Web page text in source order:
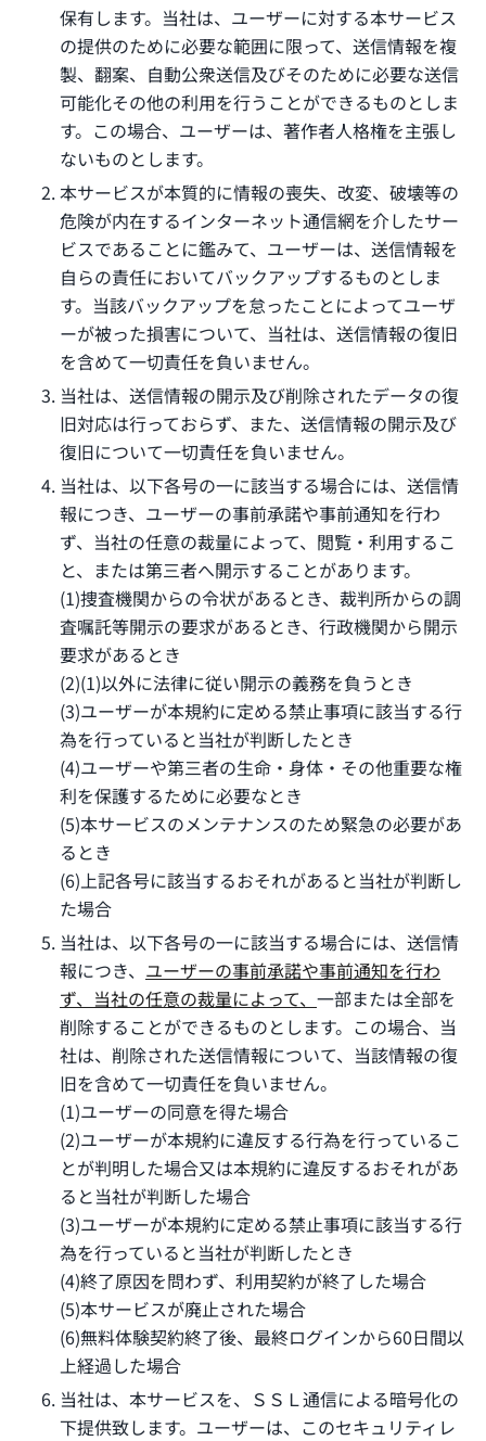
保有します。当社は、ユーザーに対する本サービス
の提供のために必要な範囲に限って、送信情報を複
製、翻案、自動公衆送信及びそのために必要な送信
可能化その他の利用を行うことができるものとしま
す。この場合、ユーザーは、著作者人格権を主張し
ないものとします。
本サービスが本質的に情報の喪失、改変、破壊等の
危険が内在するインターネット通信網を介したサー
ビスであることに鑑みて、ユーザーは、送信情報を
自らの責任においてバックアップするものとしま
す。当該バックアップを怠ったことによってユーザ
ーが被った損害について、当社は、送信情報の復旧
を含めて一切責任を負いません。
当社は、送信情報の開示及び削除されたデータの復
旧対応は行っておらず、また、送信情報の開示及び
復旧について一切責任を負いません。
当社は、以下各号の一に該当する場合には、送信情
報につき、ユーザーの事前承諾や事前通知を行わ
ず、当社の任意の裁量によって、閲覧・利用するこ
と、または第三者へ開示することがあります。
(1)捜査機関からの令状があるとき、裁判所からの調
査嘱託等開示の要求があるとき、行政機関から開示
要求があるとき
(2)(1)以外に法律に従い開示の義務を負うとき
(3)ユーザーが本規約に定める禁止事項に該当する行
為を行っていると当社が判断したとき
(4)ユーザーや第三者の生命・身体・その他重要な権
利を保護するために必要なとき
(5)本サービスのメンテナンスのため緊急の必要があ
るとき
(6)上記各号に該当するおそれがあると当社が判断し
た場合
当社は、以下各号の一に該当する場合には、送信情
報につき、 ユーザーの事前承諾や事前通知を行わ
ず、当社の任意の裁量によって、 一部または全部を
削除することができるものとします。この場合、当
社は、削除された送信情報について、当該情報の復
旧を含めて一切責任を負いません。
(1)ユーザーの同意を得た場合
(2)ユーザーが本規約に違反する行為を行っているこ
とが判明した場合又は本規約に違反するおそれがあ
ると当社が判断した場合
(3)ユーザーが本規約に定める禁止事項に該当する行
為を行っていると当社が判断したとき
(4)終了原因を問わず、利用契約が終了した場合
(5)本サービスが廃止された場合
(6)無料体験契約終了後、最終ログインから60日間以
上経過した場合
当社は、本サービスを、ＳＳＬ通信による暗号化の
下提供致します。ユーザーは、このセキュリティレ